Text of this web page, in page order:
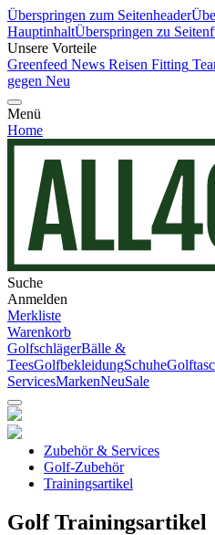
Überspringen zum Seitenheader
HauptinhaltÜberspringen zu
Unsere Vorteile
Greenfeed News Reisen Fitting
gegen Neu
Menü
Home
Suche
Anmelden
Merkliste
Warenkorb
GolfschlägerBälle &
TeesGolfbekleidungSchuhe
ServicesMarkenNeuSale
Zubehör & Services
Golf-Zubehör
Trainingsartikel
Golf Trainingsartikel